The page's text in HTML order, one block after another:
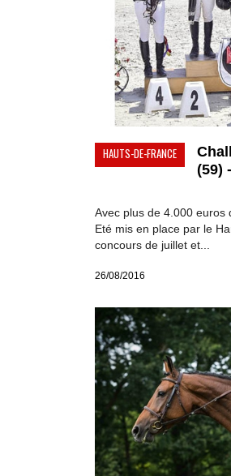
HAUTS-DE-FRANCE
(59)
Avec plus de 4.000 euros
Eté mis en place par le
concours de juillet et...
26/08/2016